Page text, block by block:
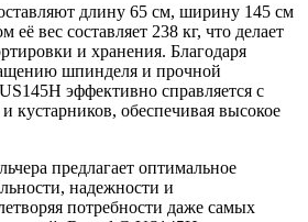
длину 65 см, ширину 145 см
вес составляет 238 кг, что делает
и хранения. Благодаря
шпинделя и прочной
эффективно справляется с
кустарников, обеспечивая высокое
предлагает оптимальное
надежности и
потребности даже самых